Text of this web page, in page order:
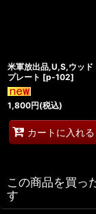
米軍放出品,U,S,ウッド
プレート [p-102]
1,800円(税込)
カートに入れる
この商品を買っ
す